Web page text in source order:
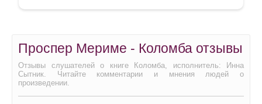
Проспер Мериме - Коломба отзывы
Отзывы слушателей о книге Коломба, исполнитель: Инна
Сытник. Читайте комментарии и мнения людей о
произведении.